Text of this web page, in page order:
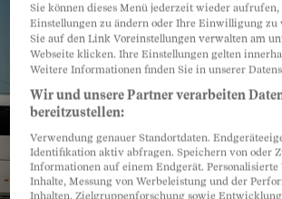
Sie können dieses Menü jederzeit wieder
Einstellungen zu ändern oder Ihre Einwilligung
Sie auf den Link Voreinstellungen verwalten am
Webseite klicken. Ihre Einstellungen gelten
Weitere Informationen finden Sie in unserer
Wir und unsere Partner verarbeiten
bereitzustellen:
Verwendung genauer Standortdaten.
Identifikation aktiv abfragen. Speichern von oder
Informationen auf einem Endgerät. Personalisierte
Inhalte, Messung von Werbeleistung und der
Inhalten, Zielgruppenforschung sowie